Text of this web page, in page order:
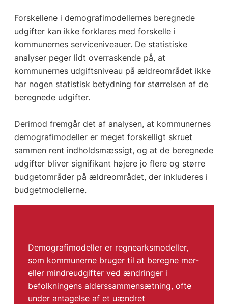
Forskellene i demografimodellernes beregnede
udgifter kan ikke forklares med forskelle i
kommunernes serviceniveauer. De statistiske
analyser peger lidt overraskende på, at
kommunernes udgiftsniveau på ældreområdet ikke
har nogen statistisk betydning for størrelsen af de
beregnede udgifter.
Derimod fremgår det af analysen, at kommunernes
demografimodeller er meget forskelligt skruet
sammen rent indholdsmæssigt, og at de beregnede
udgifter bliver signifikant højere jo flere og større
budgetområder på ældreområdet, der inkluderes i
budgetmodellerne.
Demografimodeller er regnearksmodeller,
som kommunerne bruger til at beregne mer-
eller mindreudgifter ved ændringer i
befolkningens alderssammensætning, ofte
under antagelse af et uændret